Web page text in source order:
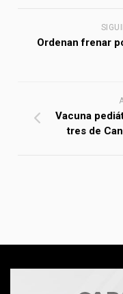
Ordenan frenar
Vacuna
tres de